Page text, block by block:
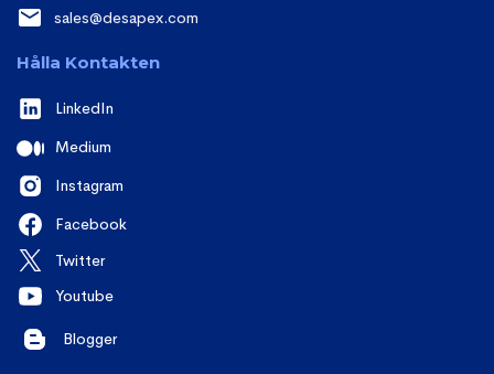
sales@desapex.com
Hålla Kontakten
LinkedIn
Medium
Instagram
Facebook
Twitter
Youtube
Blogger